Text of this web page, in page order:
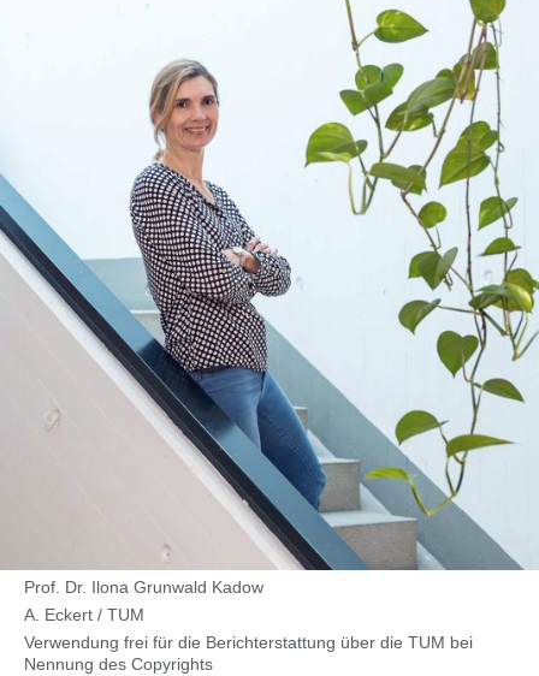
Prof. Dr. Ilona Grunwald Kadow
A. Eckert / TUM
Verwendung frei für die Berichterstattung über die TUM bei
Nennung des Copyrights